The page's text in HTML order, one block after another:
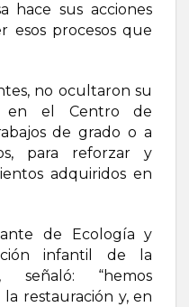
hace sus acciones
esos procesos que
no ocultaron su
en el Centro de
de grado o a
para reforzar y
adquiridos en
de Ecología y
infantil de la
señaló: “hemos
restauración y, en